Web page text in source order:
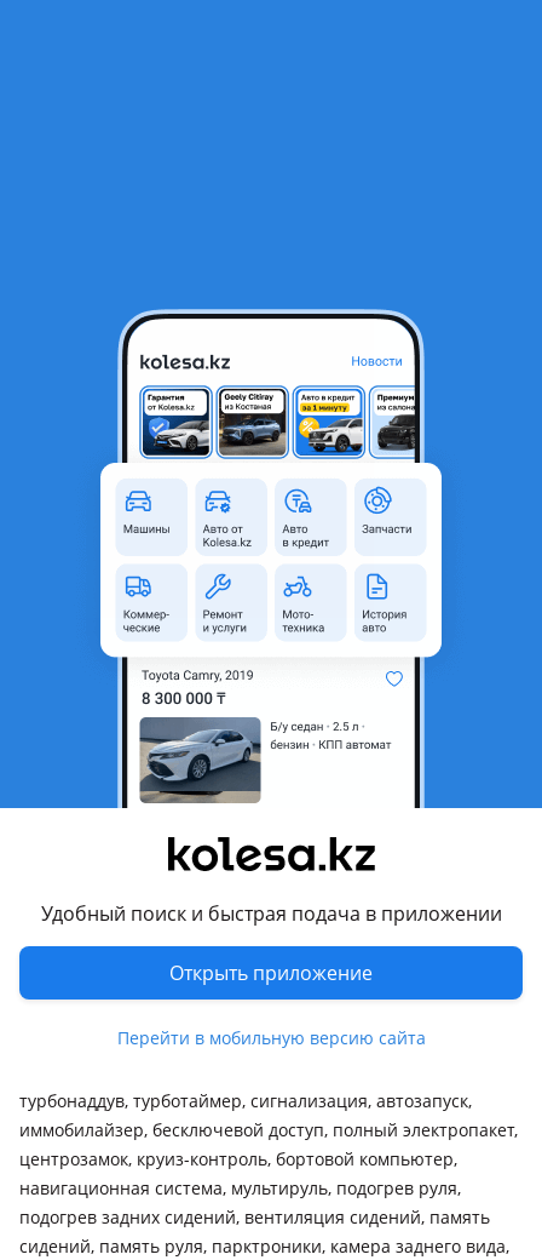
Удобный поиск и быстрая подача в приложении
Открыть приложение
Перейти в мобильную версию сайта
Mercedes-Benz S 580 2022 года
65 000 000 ₸ История авто
Алматы, Алматинская
область
2020 - н.в. W223
Седан
Объем двигателя, л
Коробка передач
Автомат
белый
Растаможен в Казахстане
Проверить Историю авто
литые диски, тонировка, панорамная крыша , кожа, дерево
турбонаддув, турботаймер, сигнализация, автозапуск,
иммобилайзер, бесключевой доступ, полный электропакет,
центрозамок, круиз-контроль, бортовой компьютер,
навигационная система, мультируль, подогрев руля,
подогрев задних сидений, вентиляция сидений, память
сидений, память руля, парктроники, камера заднего вида,